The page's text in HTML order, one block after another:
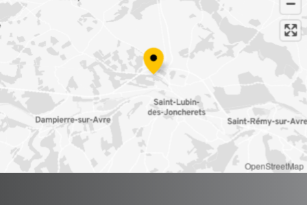
OpenStreetMap